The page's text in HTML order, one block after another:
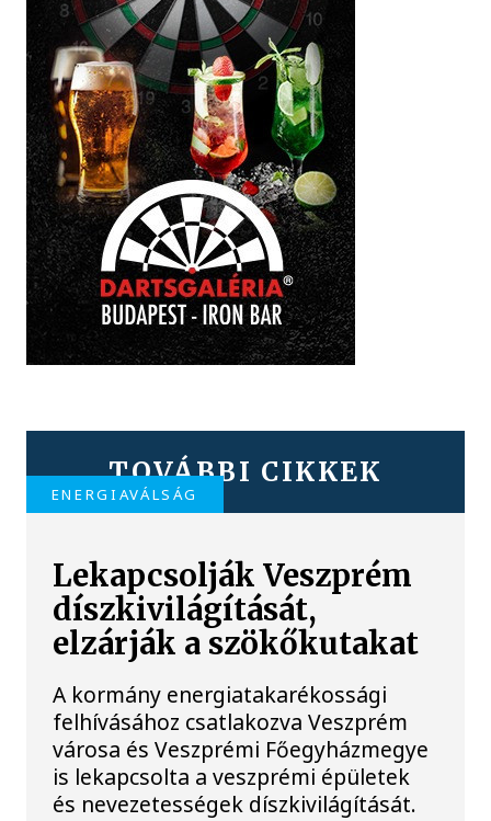
TOVÁBBI CIKKEK
ENERGIAVÁLSÁG
Lekapcsolják Veszprém
díszkivilágítását,
elzárják a szökőkutakat
A kormány energiatakarékossági
felhívásához csatlakozva Veszprém
városa és Veszprémi Főegyházmegye
is lekapcsolta a veszprémi épületek
és nevezetességek díszkivilágítását.